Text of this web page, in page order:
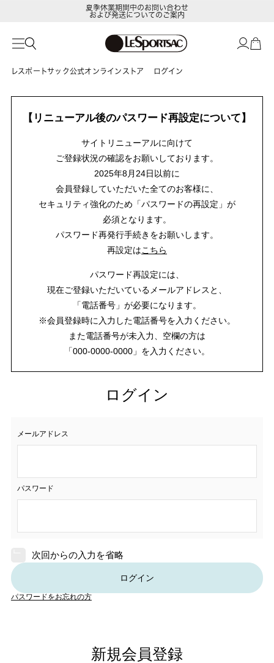
夏季休業期間中のお問い合わせ
および発送についてのご案内
レスポートサック公式オンラインストア ログイン
【リニューアル後のパスワード再設定について】
サイトリニューアルに向けて
ご登録状況の確認をお願いしております。
2025年8月24日以前に
会員登録していただいた全てのお客様に、
セキュリティ強化のため「パスワードの再設定」が
必須となります。
パスワード再発行手続きをお願いします。
再設定はこちら
パスワード再設定には、
現在ご登録いただいているメールアドレスと、
「電話番号」が必要になります。
※会員登録時に入力した電話番号を入力ください。
また電話番号が未入力、空欄の方は
「000-0000-0000」を入力ください。
ログイン
メールアドレス
パスワード
次回からの入力を省略
ログイン
パスワードをお忘れの方
新規会員登録